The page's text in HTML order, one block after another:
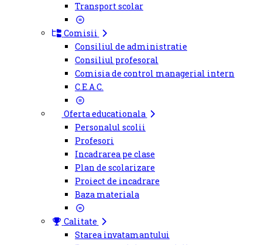
Transport scolar
Comisii
Consiliul de administratie
Consiliul profesoral
Comisia de control managerial intern
C.E.A.C.
Oferta educationala
Personalul scolii
Profesori
Incadrarea pe clase
Plan de scolarizare
Proiect de incadrare
Baza materiala
Calitate
Starea invatamantului